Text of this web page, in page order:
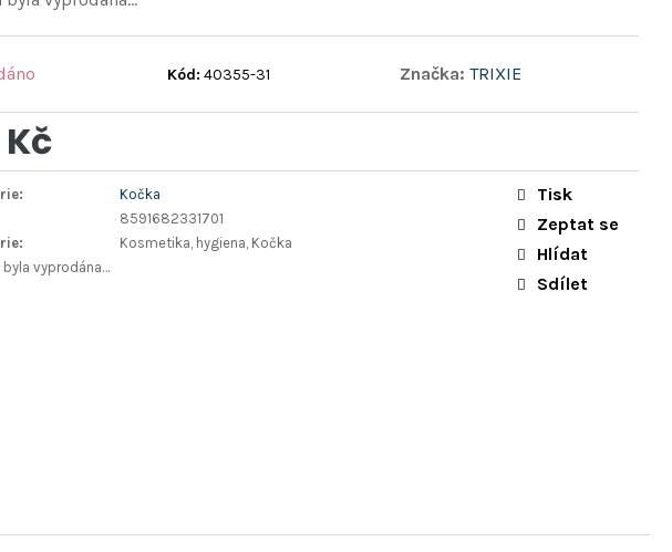
Kód: 40355-31 Značka: TRIXIE
Kč
:
Kočka
8591682331701
:
Kosmetika, hygiena, Kočka
byla vyprodána…
Tisk
Zeptat se
Hlídat
Sdílet